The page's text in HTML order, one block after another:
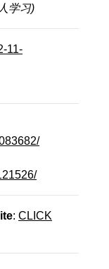
学习)
11-
:CLICK